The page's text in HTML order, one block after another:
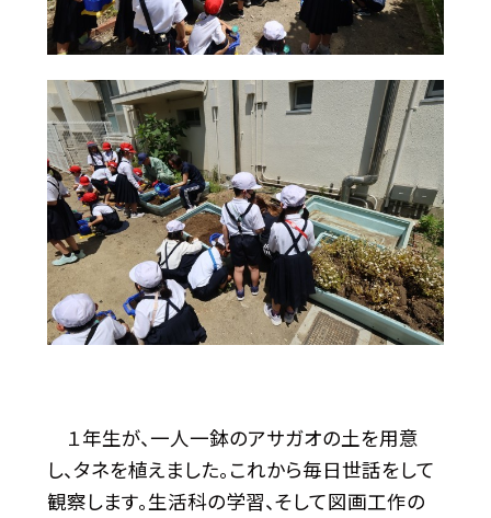
１年生が、一人一鉢のアサガオの土を用意
し、タネを植えました。これから毎日世話をして
観察します。生活科の学習、そして図画工作の